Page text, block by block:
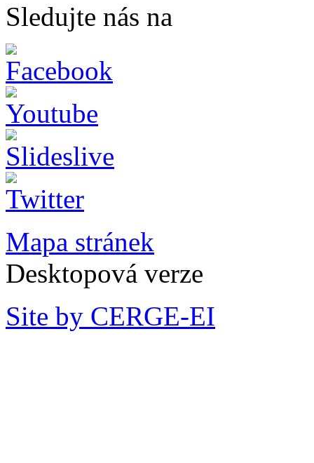
Sledujte nás na
Mapa stránek
Desktopová verze
Site by CERGE-EI